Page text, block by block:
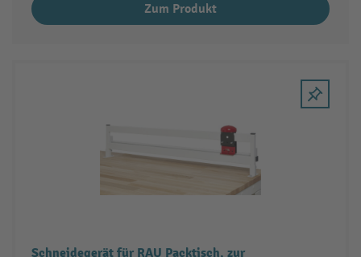
Zum Produkt
Schneidegerät für RAU Packtisch, zur